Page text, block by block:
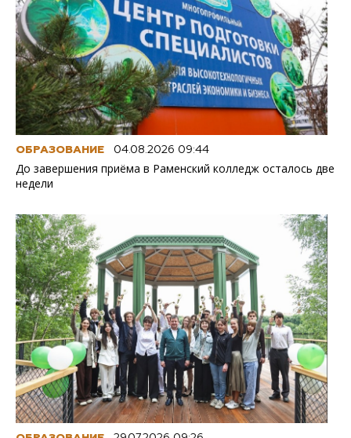
ОБРАЗОВАНИЕ 04.08.2026 09:44
До завершения приёма в Раменский колледж осталось две
недели